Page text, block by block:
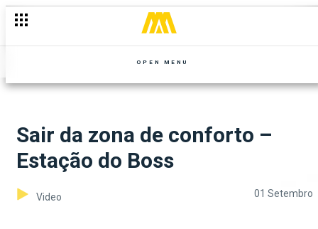
OPEN MENU
Sair da zona de conforto –
Estação do Boss
Video 01 Setembro